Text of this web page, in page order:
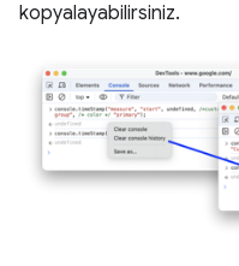
kopyalayabilirsiniz.